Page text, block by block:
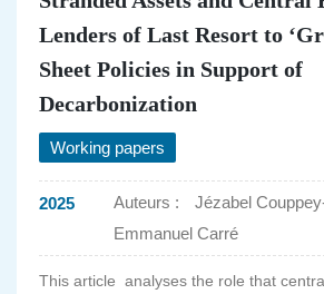
Lenders of Last Resort to
Sheet Policies in Support of
Decarbonization
Working papers
2025 Auteurs :
Jézabel
Emmanuel Carré
This article analyses the role that